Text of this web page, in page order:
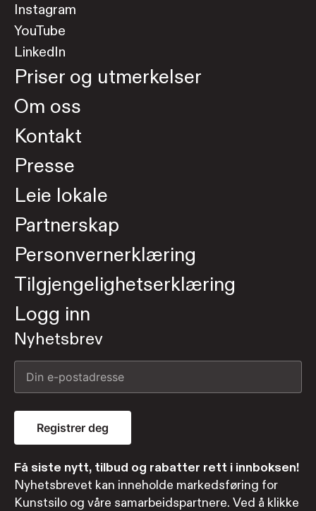
Instagram
YouTube
LinkedIn
Priser og utmerkelser
Om oss
Kontakt
Presse
Leie lokale
Partnerskap
Personvernerklæring
Tilgjengelighetserklæring
Logg inn
Nyhetsbrev
Registrer deg
Få siste nytt, tilbud og rabatter rett i innboksen!
Nyhetsbrevet kan inneholde markedsføring for
Kunstsilo og våre samarbeidspartnere. Ved å klikke